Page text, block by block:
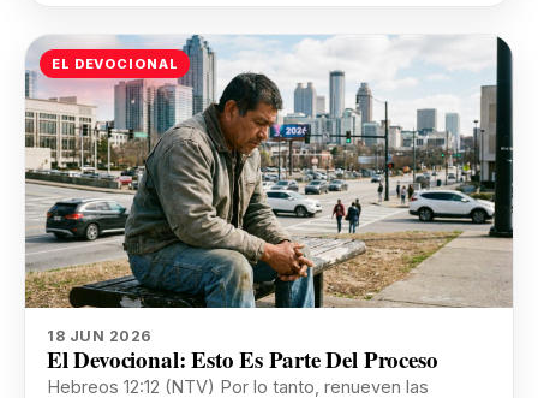
EL DEVOCIONAL
18 JUN 2026
El Devocional: Esto Es Parte Del Proceso
Hebreos 12:12 (NTV) Por lo tanto, renueven las